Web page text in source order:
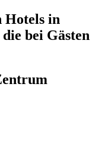
Hotels in
bei Gästen